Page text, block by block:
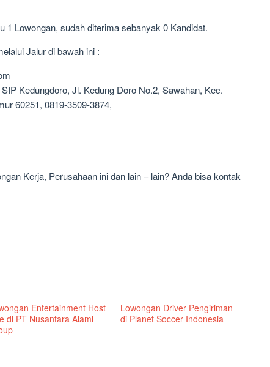
1 Lowongan, sudah diterima sebanyak 0 Kandidat.
Jalur di bawah ini :
Kedungdoro, Jl. Kedung Doro No.2, Sawahan, Kec.
60251, 0819-3509-3874,
Kerja, Perusahaan ini dan lain – lain? Anda bisa kontak
Entertainment Host
di PT Nusantara Alami
Lowongan Driver Pengiriman
di Planet Soccer Indonesia